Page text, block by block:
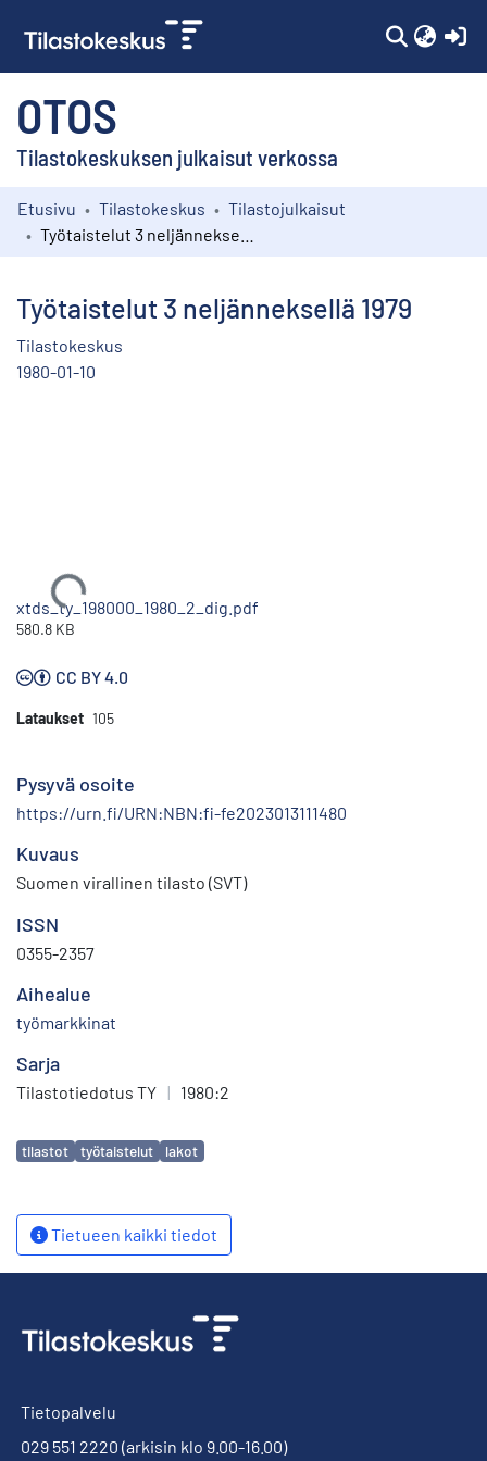
OTOS
Tilastokeskuksen julkaisut verkossa
Kokoelmat
Etusivu Tilastokeskus
Tilastojulkaisut
Työtaistelut 3 neljänneksellä 1979
Tilastokeskus
1980-01-10
Ladataan...
xtds_ty_198000_1980_2_dig.pdf
580.8 KB
CC BY 4.0
Lataukset 105
Pysyvä osoite
https://urn.fi/URN:NBN:fi-fe2023013111480
Kuvaus
Suomen virallinen tilasto (SVT)
ISSN
0355-2357
Aihealue
työmarkkinat
Sarja
Tilastotiedotus TY | 1980:2
Avainsanat
tilastot työtaistelut lakot
Tietueen kaikki tiedot
Tietopalvelu
029 551 2220 (arkisin klo 9.00-16.00)